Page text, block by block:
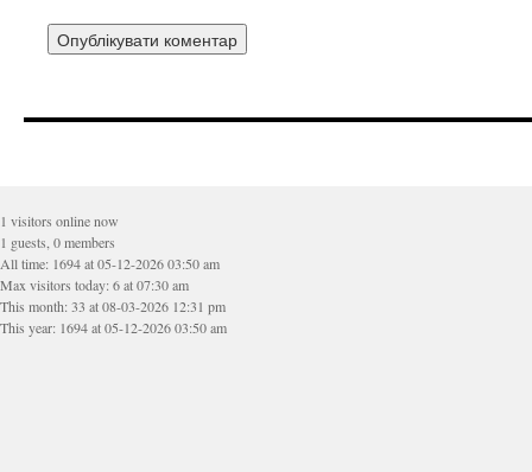
1 visitors online now
1 guests, 0 members
All time: 1694 at 05-12-2026 03:50 am
Max visitors today: 6 at 07:30 am
This month: 33 at 08-03-2026 12:31 pm
This year: 1694 at 05-12-2026 03:50 am